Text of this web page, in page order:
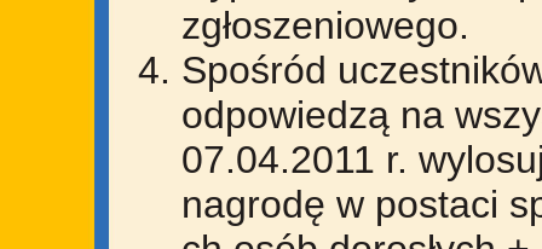
zgłoszeniowego.
Spośród
odpowiedzą na
07.04.2011 r.
nagrodę w postaci